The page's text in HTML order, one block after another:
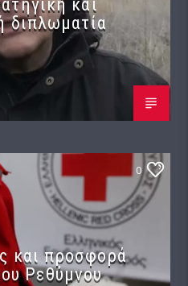
διπλωματία
0
και προσφορά
Ρεθύμνου